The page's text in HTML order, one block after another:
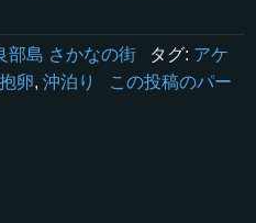
部島 さかなの街タグ: アケ
抱卵, 沖泊り
この投稿のパー